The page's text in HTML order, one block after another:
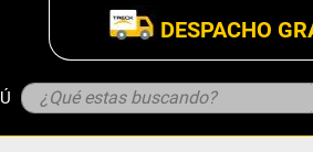
DESPACHO
¿Qué estas buscando?